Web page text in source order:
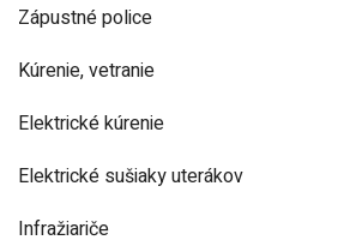
Zápustné police
Kúrenie, vetranie
Elektrické kúrenie
Elektrické sušiaky uterákov
Infražiariče